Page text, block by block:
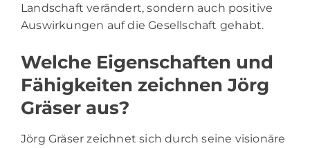
Landschaft verändert, sondern auch positive
Auswirkungen auf die Gesellschaft gehabt.
Welche Eigenschaften und
Fähigkeiten zeichnen Jörg
Gräser aus?
Jörg Gräser zeichnet sich durch seine visionäre